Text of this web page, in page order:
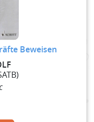
Beweisen